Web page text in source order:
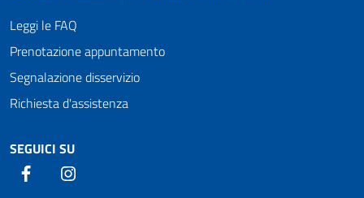
Leggi le FAQ
Prenotazione appuntamento
Segnalazione disservizio
Richiesta d'assistenza
SEGUICI SU
Facebook